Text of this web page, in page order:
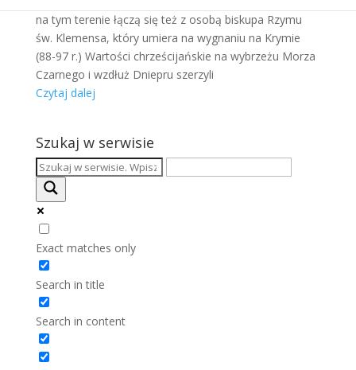
na tym terenie łączą się też z osobą biskupa Rzymu
św. Klemensa, który umiera na wygnaniu na Krymie
(88-97 r.) Wartości chrześcijańskie na wybrzeżu Morza
Czarnego i wzdłuż Dniepru szerzyli
Czytaj dalej
Szukaj w serwisie
Exact matches only
Search in title
Search in content